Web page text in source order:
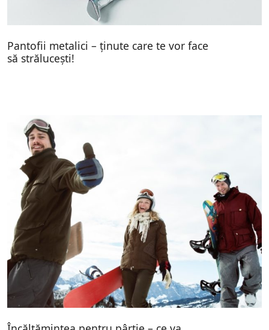
Pantofii metalici – ținute care te vor face
să strălucești!